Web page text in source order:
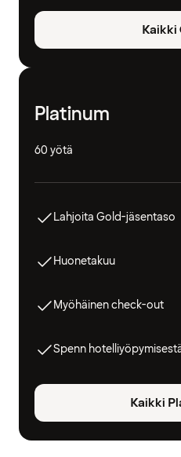
Platinum
60 yötä
Lahjoita Gold-jäsentaso
Huonetakuu
Myöhäinen check-out
Spenn
Kaikki